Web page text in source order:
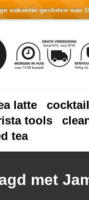
latte
tools
tea
met
vakantie gesloten van